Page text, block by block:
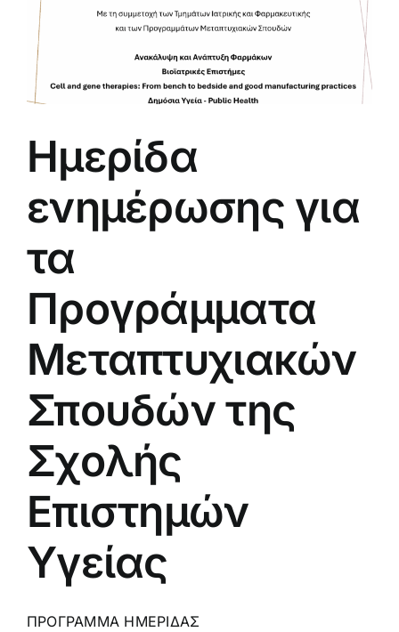
Ημερίδα
ενημέρωσης για
τα
Προγράμματα
Μεταπτυχιακών
Σπουδών της
Σχολής
Επιστημών
Υγείας
ΠΡΟΓΡΑΜΜΑ ΗΜΕΡΙΔΑΣ